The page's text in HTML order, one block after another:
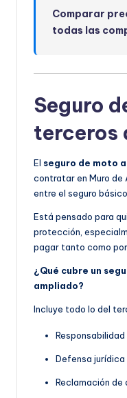
Comparar
todas las
Seguro
terceros
El seguro de moto
contratar en Muro de
entre el seguro
Está pensado para
protección,
pagar tanto como
¿Qué cubre un
ampliado?
Incluye todo lo del
Defensa jurídica
Reclamación de